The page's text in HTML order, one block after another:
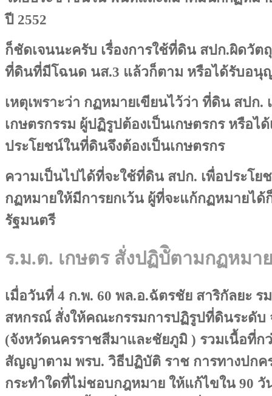
ปี 2552
ก็ชัดเจนนะครับ เรื่องการใช้ที่ดิน สปก.ผิดวัต
ที่ดินที่มีโฉนด นส.3 แล้วก็ตาม หรือได้รับอนุ
เหตุเพราะว่า กฏหมายเขียนไว้ว่า ที่ดิน สปก.
เกษตรกรรม ผู้ปฏิรูปต้องเป็นเกษตรกร หรือไ
ประโยชน์ในที่ดินจึงต้องเป็นเกษตรกร
ความเป็นไปได้ที่จะใช้ที่ดิน สปก. เพื่อประโ
กฏหมายให้มีการยกเว้น ผู้ที่จะแก้กฏหมายได้
รัฐมนตรี
ร.ม.ต. เกษตร สั่งปฏิบัิตามกฏหมา
เมื่อวันที่ 4 ก.พ. 60 พล.อ.ฉัตรชัย สาริกัลยะ ร
สหกรณ์ สั่งให้คณะกรรมการปฏิรูปที่ดินระดับ
(จังหวัดนครราชสีมาและชัยภูมิ ) รวมเนื้อที่กว่
สัญญาตาม พรบ. วิธีปฏิบัติ ราช การทางปกค
กระทำใดที่ไม่ชอบกฎหมาย ให้แก้ไขใน 90 วั